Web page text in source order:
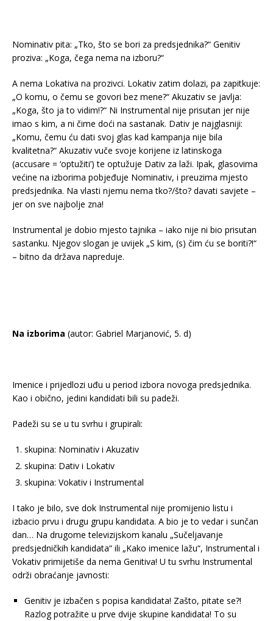
Nominativ pita: „Tko, što se bori za predsjednika?“ Genitiv
proziva: „Koga, čega nema na izboru?“
A nema Lokativa na prozivci. Lokativ zatim dolazi, pa zapitkuje:
„O komu, o čemu se govori bez mene?“ Akuzativ se javlja:
„Koga, što ja to vidim!?“ Ni Instrumental nije prisutan jer nije
imao s kim, a ni čime doći na sastanak. Dativ je najglasniji:
„Komu, čemu ću dati svoj glas kad kampanja nije bila
kvalitetna?“ Akuzativ vuče svoje korijene iz latinskoga
(accusare = ‘optužiti’) te optužuje Dativ za laži. Ipak, glasovima
većine na izborima pobjeđuje Nominativ, i preuzima mjesto
predsjednika. Na vlasti njemu nema tko?/što? davati savjete –
jer on sve najbolje zna!
Instrumental je dobio mjesto tajnika – iako nije ni bio prisutan
sastanku. Njegov slogan je uvijek „S kim, (s) čim ću se boriti?!“
– bitno da država napreduje.
Na izborima (autor: Gabriel Marjanović, 5. d)
Imenice i prijedlozi uđu u period izbora novoga predsjednika.
Kao i obično, jedini kandidati bili su padeži.
Padeži su se u tu svrhu i grupirali:
skupina: Nominativ i Akuzativ
skupina: Dativ i Lokativ
skupina: Vokativ i Instrumental
I tako je bilo, sve dok Instrumental nije promijenio listu i
izbacio prvu i drugu grupu kandidata. A bio je to vedar i sunčan
dan… Na drugome televizijskom kanalu „Sučeljavanje
predsjedničkih kandidata“ ili „Kako imenice lažu“, Instrumental i
Vokativ primijetiše da nema Genitiva! U tu svrhu Instrumental
održi obraćanje javnosti:
Genitiv je izbačen s popisa kandidata! Zašto, pitate se?!
Razlog potražite u prve dvije skupine kandidata! To su